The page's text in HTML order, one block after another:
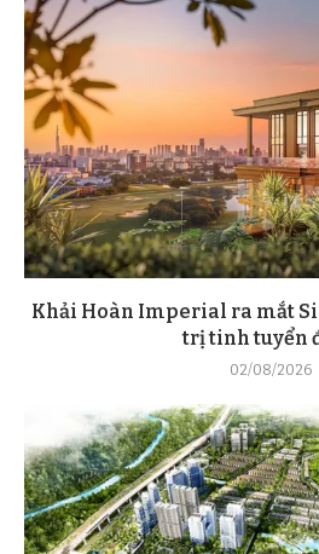
Khải Hoàn Imperial ra mắt
trị tinh tuyển
02/08/2026